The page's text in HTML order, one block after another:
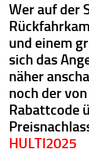
Wer auf der
und einem
sich das
näher
noch der
Rabattcode
HULTI2025